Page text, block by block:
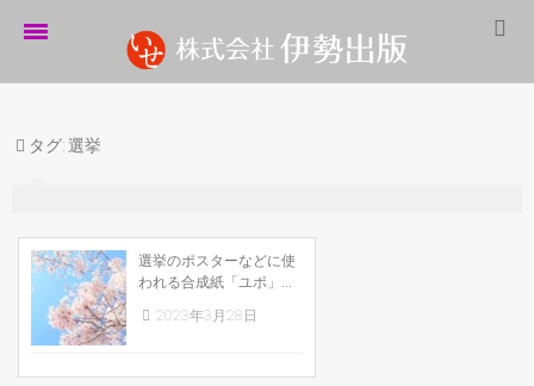
伊勢出版だより
制作実績
企業情報
採用情報
タグ:選挙
選挙のポスターなどに使
われる合成紙「ユポ」...
2023年3月28日